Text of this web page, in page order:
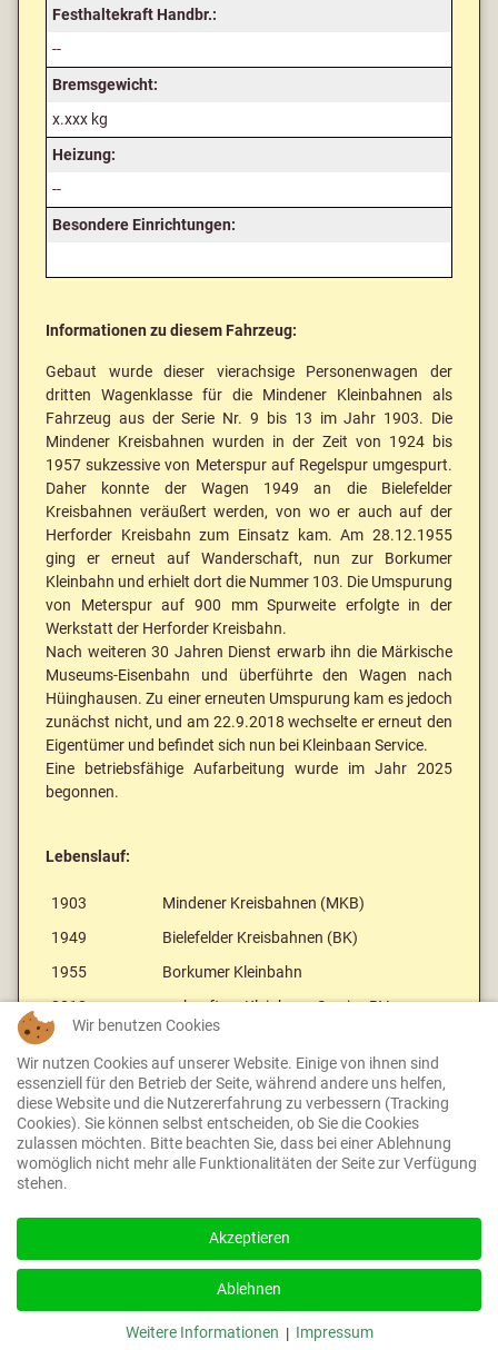
Festhaltekraft Handbr.:
--
Bremsgewicht:
x.xxx kg
Heizung:
--
Besondere Einrichtungen:
Informationen zu diesem Fahrzeug:
Gebaut wurde dieser vierachsige Personenwagen der
dritten Wagenklasse für die Mindener Kleinbahnen als
Fahrzeug aus der Serie Nr. 9 bis 13 im Jahr 1903. Die
Mindener Kreisbahnen wurden in der Zeit von 1924 bis
1957 sukzessive von Meterspur auf Regelspur umgespurt.
Daher konnte der Wagen 1949 an die Bielefelder
Kreisbahnen veräußert werden, von wo er auch auf der
Herforder Kreisbahn zum Einsatz kam. Am 28.12.1955
ging er erneut auf Wanderschaft, nun zur Borkumer
Kleinbahn und erhielt dort die Nummer 103. Die Umspurung
von Meterspur auf 900 mm Spurweite erfolgte in der
Werkstatt der Herforder Kreisbahn.
Nach weiteren 30 Jahren Dienst erwarb ihn die Märkische
Museums-Eisenbahn und überführte den Wagen nach
Hüinghausen. Zu einer erneuten Umspurung kam es jedoch
zunächst nicht, und am 22.9.2018 wechselte er erneut den
Eigentümer und befindet sich nun bei Kleinbaan Service.
Eine betriebsfähige Aufarbeitung wurde im Jahr 2025
begonnen.
Lebenslauf:
1903
Mindener Kreisbahnen (MKB)
1949
Bielefelder Kreisbahnen (BK)
1955
Borkumer Kleinbahn
2018
verkauft an Kleinbaan Service BV
Zurück zur Fahrzeugübersicht
© 2023 GKB - Alle Rechte vorbehalten.
Wir benutzen Cookies
Wir nutzen Cookies auf unserer Website. Einige von ihnen sind
essenziell für den Betrieb der Seite, während andere uns helfen,
diese Website und die Nutzererfahrung zu verbessern (Tracking
Cookies). Sie können selbst entscheiden, ob Sie die Cookies
zulassen möchten. Bitte beachten Sie, dass bei einer Ablehnung
womöglich nicht mehr alle Funktionalitäten der Seite zur Verfügung
stehen.
Akzeptieren
Ablehnen
Weitere Informationen | Impressum